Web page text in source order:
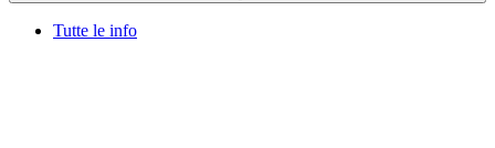
Tutte le info